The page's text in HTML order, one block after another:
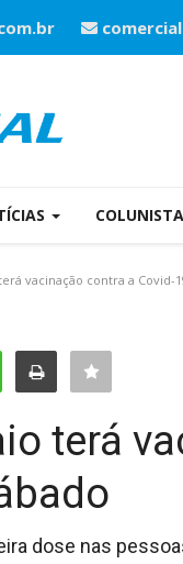
vacinação contra a Covid-
terá
dose nas